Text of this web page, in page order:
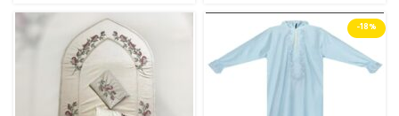
-18%